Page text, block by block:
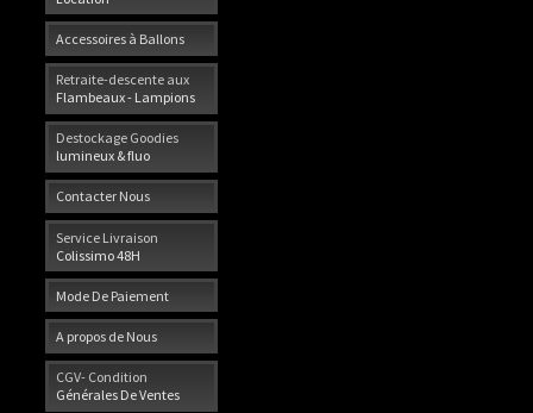
Accessoires à Ballons
Retraite-descente aux
Flambeaux - Lampions
Destockage Goodies
lumineux & fluo
Contacter Nous
Service Livraison
Colissimo 48H
Mode De Paiement
A propos de Nous
CGV- Condition
Générales De Ventes